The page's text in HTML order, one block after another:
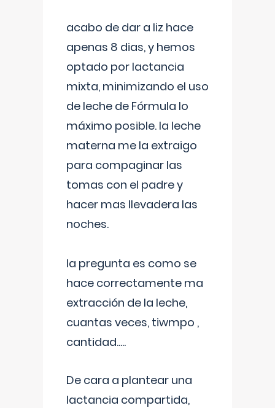
acabo de dar a liz hace
apenas 8 dias, y hemos
optado por lactancia
mixta, minimizando el uso
de leche de Fórmula lo
máximo posible. la leche
materna me la extraigo
para compaginar las
tomas con el padre y
hacer mas llevadera las
noches.
la pregunta es como se
hace correctamente ma
extracción de la leche,
cuantas veces, tiwmpo ,
cantidad.....
De cara a plantear una
lactancia compartida,